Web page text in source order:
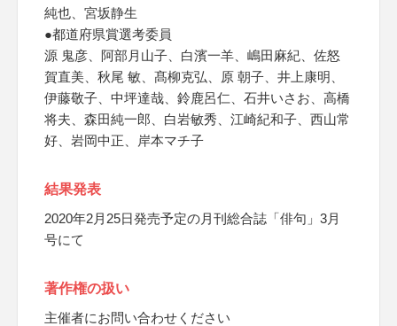
純也、宮坂静生
●都道府県賞選考委員
源 鬼彦、阿部月山子、白濱一羊、嶋田麻紀、佐怒
賀直美、秋尾 敏、髙柳克弘、原 朝子、井上康明、
伊藤敬子、中坪達哉、鈴鹿呂仁、石井いさお、高橋
将夫、森田純一郎、白岩敏秀、江崎紀和子、西山常
好、岩岡中正、岸本マチ子
結果発表
2020年2月25日発売予定の月刊総合誌「俳句」3月
号にて
著作権の扱い
主催者にお問い合わせください